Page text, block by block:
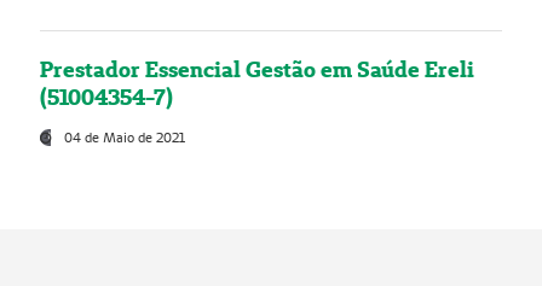
Prestador Essencial Gestão em Saúde Ereli
(51004354-7)
04 de Maio de 2021